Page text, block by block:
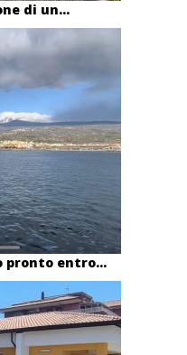
di un...
pronto entro...